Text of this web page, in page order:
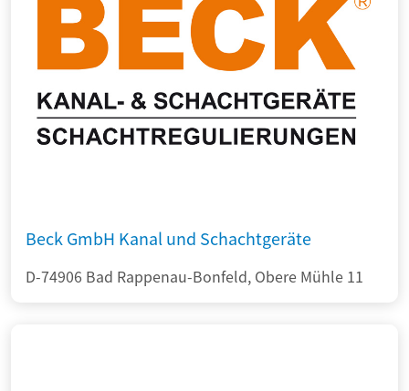
Beck GmbH Kanal und Schachtgeräte
D-74906 Bad Rappenau-Bonfeld, Obere Mühle 11